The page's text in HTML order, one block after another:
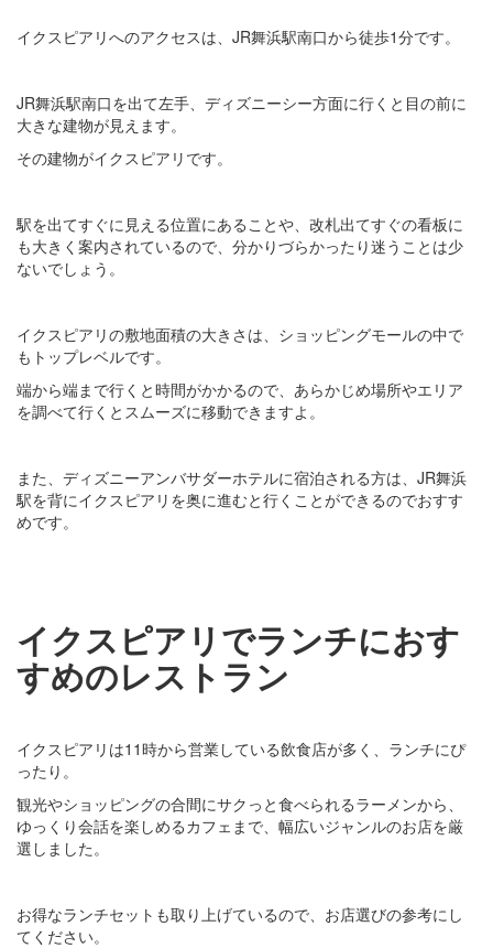
イクスピアリへのアクセスは、JR舞浜駅南口から徒歩1分です。
JR舞浜駅南口を出て左手、ディズニーシー方面に行くと目の前に
大きな建物が見えます。
その建物がイクスピアリです。
駅を出てすぐに見える位置にあることや、改札出てすぐの看板に
も大きく案内されているので、分かりづらかったり迷うことは少
ないでしょう。
イクスピアリの敷地面積の大きさは、ショッピングモールの中で
もトップレベルです。
端から端まで行くと時間がかかるので、あらかじめ場所やエリア
を調べて行くとスムーズに移動できますよ。
また、ディズニーアンバサダーホテルに宿泊される方は、JR舞浜
駅を背にイクスピアリを奥に進むと行くことができるのでおすす
めです。
イクスピアリでランチにおす
すめのレストラン
イクスピアリは11時から営業している飲食店が多く、ランチにぴ
ったり。
観光やショッピングの合間にサクっと食べられるラーメンから、
ゆっくり会話を楽しめるカフェまで、幅広いジャンルのお店を厳
選しました。
お得なランチセットも取り上げているので、お店選びの参考にし
てください。